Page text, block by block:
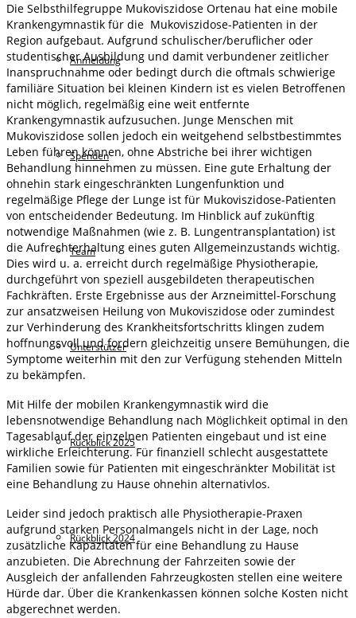
Anmeldung
Spenden
Team
Unterstützer
Rückblick 2025
Rückblick 2024
Die Selbsthilfegruppe Mukoviszidose Ortenau hat eine mobile
Krankengymnastik für die Mukoviszidose-Patienten in der
Region aufgebaut. Aufgrund schulischer/beruflicher oder
studentischer Ausbildung und damit verbundener zeitlicher
Inanspruchnahme oder bedingt durch die oftmals schwierige
familiäre Situation bei kleinen Kindern ist es vielen Betroffenen
nicht möglich, regelmäßig eine weit entfernte
Krankengymnastik aufzusuchen. Junge Menschen mit
Mukoviszidose sollen jedoch ein weitgehend selbstbestimmtes
Leben führen können, ohne Abstriche bei ihrer wichtigen
Behandlung hinnehmen zu müssen. Eine gute Erhaltung der
ohnehin stark eingeschränkten Lungenfunktion und
regelmäßige Pflege der Lunge ist für Mukoviszidose-Patienten
von entscheidender Bedeutung. Im Hinblick auf zukünftig
notwendige Maßnahmen (wie z. B. Lungentransplantation) ist
die Aufrechterhaltung eines guten Allgemeinzustands wichtig.
Dies wird u. a. erreicht durch regelmäßige Physiotherapie,
durchgeführt von speziell ausgebildeten therapeutischen
Fachkräften. Erste Ergebnisse aus der Arzneimittel-Forschung
zur ansatzweisen Heilung von Mukoviszidose oder zumindest
zur Verhinderung des Krankheitsfortschritts klingen zudem
hoffnungsvoll und fordern gleichzeitig unsere Bemühungen, die
Symptome weiterhin mit den zur Verfügung stehenden Mitteln
zu bekämpfen.
Mit Hilfe der mobilen Krankengymnastik wird die
lebensnotwendige Behandlung nach Möglichkeit optimal in den
Tagesablauf der einzelnen Patienten eingebaut und ist eine
wirkliche Erleichterung. Für finanziell schlecht ausgestattete
Familien sowie für Patienten mit eingeschränkter Mobilität ist
eine Behandlung zu Hause ohnehin alternativlos.
Leider sind jedoch praktisch alle Physiotherapie-Praxen
aufgrund starken Personalmangels nicht in der Lage, noch
zusätzliche Kapazitäten für eine Behandlung zu Hause
anzubieten. Die Abrechnung der Fahrzeiten sowie der
Ausgleich der anfallenden Fahrzeugkosten stellen eine weitere
Hürde dar. Über die Krankenkassen können solche Kosten nicht
abgerechnet werden.